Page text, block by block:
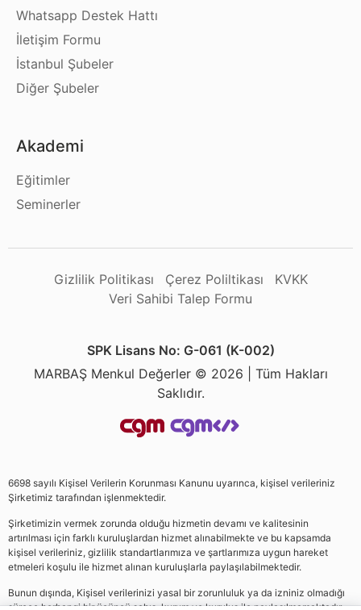
Whatsapp Destek Hattı
İletişim Formu
İstanbul Şubeler
Diğer Şubeler
Akademi
Eğitimler
Seminerler
Gizlilik Politikası Çerez Poliltikası
KVKK
Veri Sahibi Talep Formu
SPK Lisans No: G-061 (K-002)
MARBAŞ Menkul Değerler © 2026 | Tüm Hakları
Saklıdır.
6698 sayılı Kişisel Verilerin Korunması Kanunu uyarınca, kişisel verileriniz
Şirketimiz tarafından işlenmektedir.
Şirketimizin vermek zorunda olduğu hizmetin devamı ve kalitesinin
artırılması için farklı kuruluşlardan hizmet alınabilmekte ve bu kapsamda
kişisel verileriniz, gizlilik standartlarımıza ve şartlarımıza uygun hareket
etmeleri koşulu ile hizmet alınan kuruluşlarla paylaşılabilmektedir.
Bunun dışında, Kişisel verilerinizi yasal bir zorunluluk ya da izniniz olmadığı
sürece herhangi bir üçüncü şahıs, kurum ve kuruluş ile paylaşılmamaktadır.